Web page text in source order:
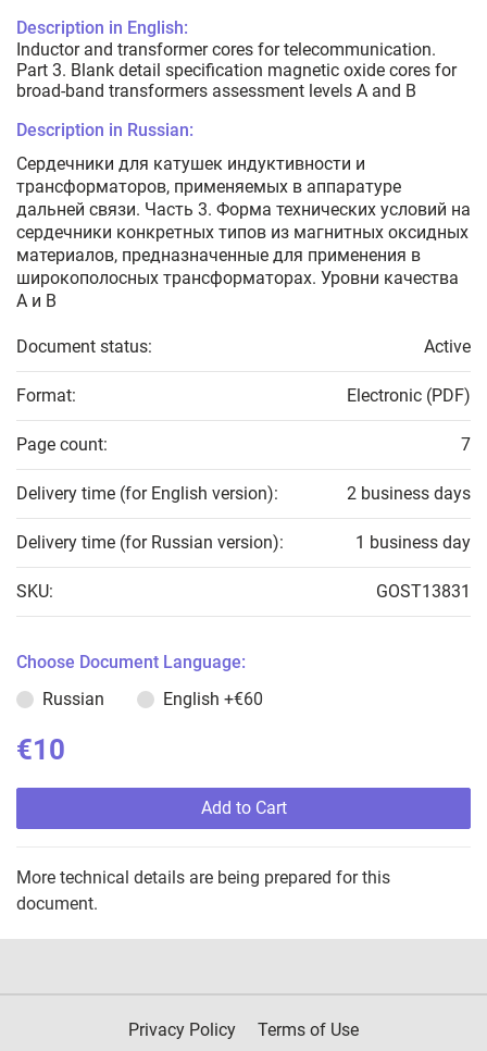
Description in English:
Inductor and transformer cores for telecommunication.
Part 3. Blank detail specification magnetic oxide cores for
broad-band transformers assessment levels A and B
Description in Russian:
Сердечники для катушек индуктивности и
трансформаторов, применяемых в аппаратуре
дальней связи. Часть 3. Форма технических условий на
сердечники конкретных типов из магнитных оксидных
материалов, предназначенные для применения в
широкополосных трансформаторах. Уровни качества
А и В
Document status: Active
Format: Electronic (PDF)
Page count: 7
Delivery time (for English version): 2 business days
Delivery time (for Russian version): 1 business day
SKU: GOST13831
Choose Document Language:
Russian
English +€60
€10
Add to Cart
More technical details are being prepared for this
document.
Privacy Policy Terms of Use